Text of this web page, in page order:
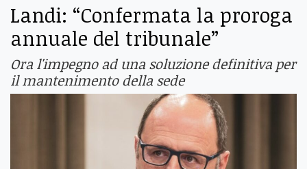
Landi: “Confermata la proroga
annuale del tribunale”
Ora l'impegno ad una soluzione definitiva per
il mantenimento della sede